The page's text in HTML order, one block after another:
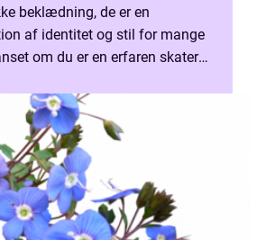
beklædning, de er en
af identitet og stil for mange
om du er en erfaren skater